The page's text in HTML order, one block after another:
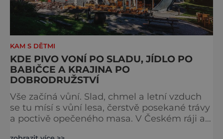
KAM S DĚTMI
KDE PIVO VONÍ PO SLADU, JÍDLO PO
BABIČCE A KRAJINA PO
DOBRODRUŽSTVÍ
Vše začíná vůní. Slad, chmel a letní vzduch
se tu mísí s vůní lesa, čerstvě posekané trávy
a poctivě opečeného masa. V Českém ráji a